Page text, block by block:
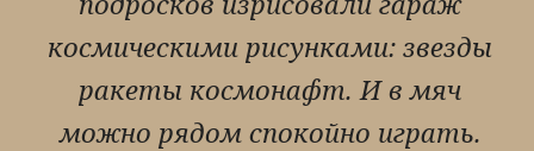
космическими рисунками: звезды
ракеты космонафт. И в мяч
можно рядом спокойно играть.